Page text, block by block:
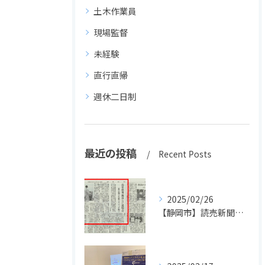
土木作業員
現場監督
未経験
直行直帰
週休二日制
最近の投稿 Recent Posts
2025/02/26
【静岡市】読売新聞に掲載されました！長島設備の高卒採用活動